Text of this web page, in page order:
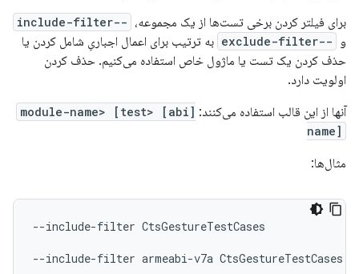
برای فیلتر کردن برخی تست‌ها از یک مجموعه، --include-filter
و --exclude-filter
به ترتیب برای اعمال اجباریِ شامل کردن یا
حذف کردن یک تست یا ماژول خاص استفاده می‌کنیم. حذف کردن
اولویت دارد.
آنها از این قالب استفاده می‌کنند:
[abi] <module-name> [test
name]
مثال‌ها:
--include-filter CtsGestureTestCases
--include-filter armeabi-v7a CtsGestureTestCases